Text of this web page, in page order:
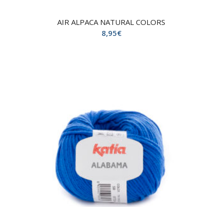
AIR ALPACA NATURAL COLORS
8,95€